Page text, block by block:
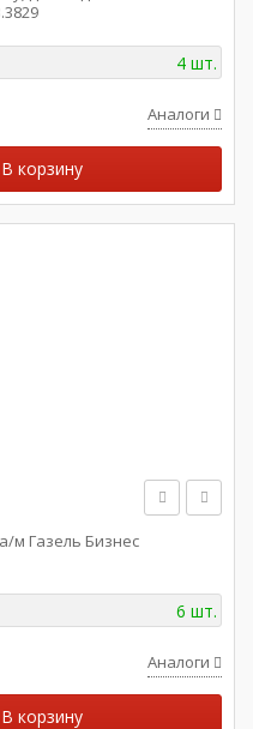
4 шт.
Аналоги
В корзину
м Газель Бизнес
6 шт.
Аналоги
В корзину